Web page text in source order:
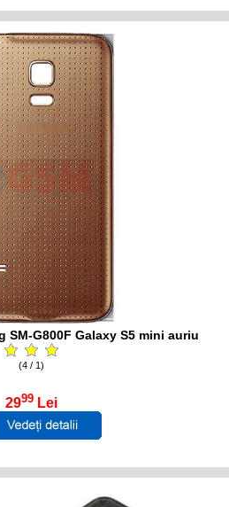
SM-G800F Galaxy S5 mini auriu
(4 / 1)
2999 Lei